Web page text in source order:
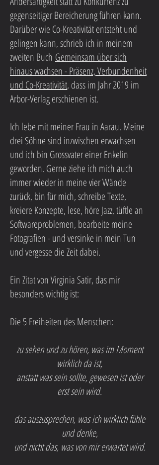
gegenseitiger Bereicherung führen kann.
Darüber wie Co-Kreativität entsteht und
gelingen kann, schrieb ich in meinem
zweiten Buch Gemeinsam über sich
hinaus wachsen - Präsenz, Verbundenheit
und Co-Kreativität, dass im Jahr 2019 im
Arbor-Verlag erschienen ist.
Ich lebe mit meiner Frau in Aarau. Meine
drei Söhne sind inzwischen erwachsen
und ich bin Grossvater einer Enkelin
geworden. Gerne ziehe ich mich auch
immer wieder in meine vier Wände
zurück, bin für mich, schreibe Texte,
kreiere Konzepte, lese, höre Jazz, tüftle an
Softwareproblemen, bearbeite meine
Fotografien - und versinke in mein Tun
und vergesse die Zeit dabei.
Ein Zitat von Virginia Satir, das mir
besonders wichtig ist:
Die 5 Freiheiten des Menschen:
zu sehen und zu hören, was im Moment
wirklich da ist,
anstatt was sein sollte, gewesen ist oder
erst sein wird.
das auszusprechen, was ich wirklich fühle
und denke,
und nicht das, was von mir erwartet wird.